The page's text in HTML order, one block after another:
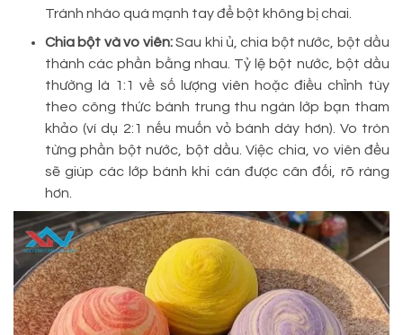
Tránh nhào quá mạnh tay để bột không bị chai.
Chia bột và vo viên:Sau khi ủ, chia bột nước, bột dầu
thành các phần bằng nhau. Tỷ lệ bột nước, bột dầu
thường là 1:1 về số lượng viên hoặc điều chỉnh tùy
theo công thức bánh trung thu ngàn lớp bạn tham
khảo (ví dụ 2:1 nếu muốn vỏ bánh dày hơn). Vo tròn
từng phần bột nước, bột dầu. Việc chia, vo viên đều
sẽ giúp các lớp bánh khi cán được cân đối, rõ ràng
hơn.